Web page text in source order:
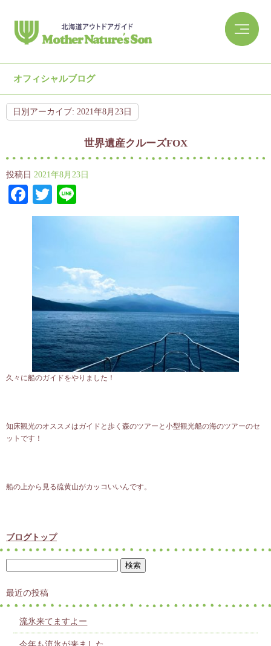
オフィシャルブログ
日別アーカイブ: 2021年8月23日
世界遺産クルーズFOX
投稿日 2021年8月23日
Facebook
Twitter
久々に船のガイドをやりました！
知床観光のオススメはガイドと歩く森のツアーと小型観光船の海のツアーのセ
ットです！
船の上から見る硫黄山がカッコいいんです。
ブログトップ
最近の投稿
流氷来てますよー